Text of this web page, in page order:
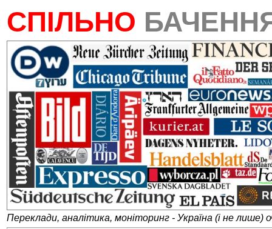
СПІЛЬНО
Переклади, аналітика, моніторинг - Україна (і не лише)